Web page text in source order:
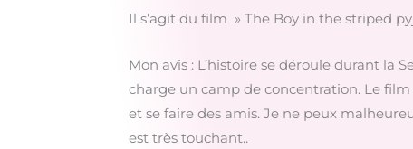
Il s’agit du film » The Boy in the striped
Mon avis : L’histoire se déroule durant la
charge un camp de concentration. Le film
et se faire des amis. Je ne peux
est très touchant..